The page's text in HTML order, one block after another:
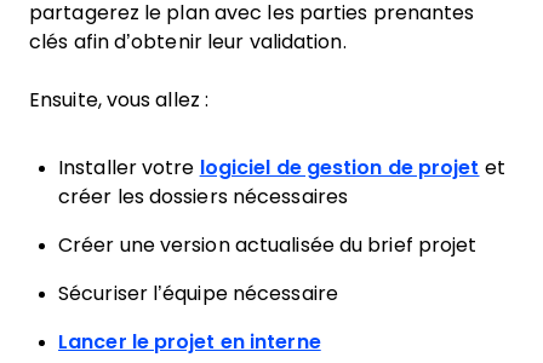
partagerez le plan avec les parties prenantes
clés afin d’obtenir leur validation.
Ensuite, vous allez :
Installer votre logiciel de gestion de projet et
créer les dossiers nécessaires
Créer une version actualisée du brief projet
Sécuriser l’équipe nécessaire
Lancer le projet en interne